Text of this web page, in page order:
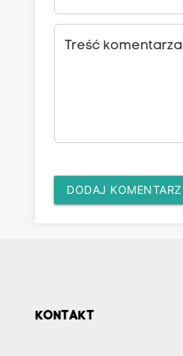
Treść komentarza
DODAJ KOMENTARZ
KONTAKT